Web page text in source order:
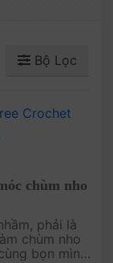
Bộ Lọc
chùm nho
phải là
chùm nho
bọn mình